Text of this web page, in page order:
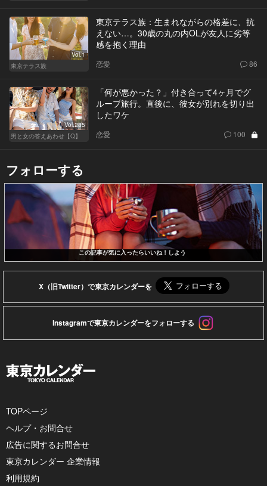
Vol.1
東京テラス族
東京テラス族：生まれながらの格差に、抗
えない…。30歳の丸の内OLが友人に劣等
感を抱く理由
恋愛 86
Vol.285
男と女の答えあわせ【Q】
「何が悪かった？」付き合って4ヶ月でグ
ループ旅行。直後に、彼女が別れを切り出
したワケ
恋愛 100
フォローする
この記事が気に入ったらいいね！しよう
X（旧Twitter）で東京カレンダーを
Instagramで東京カレンダーをフォローする
TOPページ
ヘルプ・お問合せ
広告に関するお問合せ
東京カレンダー 企業情報
利用規約